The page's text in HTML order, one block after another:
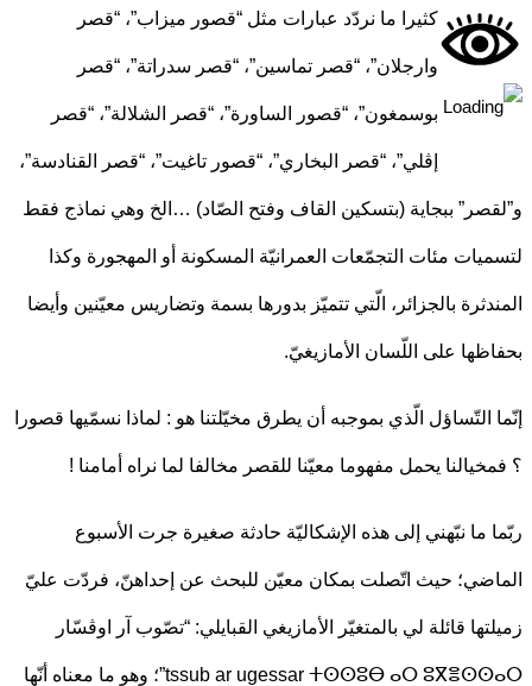
كثيرا ما نردّد عبارات مثل “قصور ميزاب”، “قصر
وارجلان”، “قصر تماسين”، “قصر سدراتة”، “قصر
بوسمغون”، “قصور الساورة”، “قصر الشلالة”، “قصر
إڤلي”، “قصر البخاري”، “قصور تاغيت”، “قصر القنادسة”،
ببجاية (بتسكين القاف وفتح الصّاد) …الخ وهي نماذج فقط
مئات التجمّعات العمرانيّة المسكونة أو المهجورة وكذا
بالجزائر، الّتي تتميّز بدورها بسمة وتضاريس معيّنين وأيضا
على اللّسان الأمازيغيّ.
التّساؤل الّذي بموجبه أن يطرق مخيّلتنا هو : لماذا نسمّيها قصورا
يحمل مفهوما معيّنا للقصر مخالفا لما نراه أمامنا !
ما نبّهني إلى هذه الإشكاليّة حادثة صغيرة جرت الأسبوع
حيث اتّصلت بمكان معيّن للبحث عن إحداهنّ، فردّت عليّ
قائلة لي بالمتغيّر الأمازيغي القبايلي: “تصّوب آر اوڤسّار
tssub ar ugessar ⵜⵙⵙⵓⴱ ⴰⵔ ⵓⴳⴻⵙⵙⴰⵔ”؛ وهو ما معناه أنّها